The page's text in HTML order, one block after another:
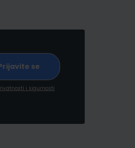
i sigurnosti